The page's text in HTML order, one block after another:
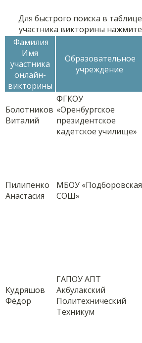
Для быстрого поиска в таблице
участника викторины нажмите
Фамилия
Имя
участника
онлайн-
викторины
Образовательное
учреждение
Болотников
Виталий
ФГКОУ
«Оренбургское
президентское
кадетское училище»
Пилипенко
Анастасия
МБОУ «Подборовская
СОШ»
Кудряшов
Фёдор
ГАПОУ АПТ
Акбулакский
Политехнический
Техникум